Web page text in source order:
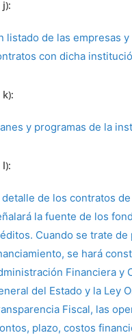
listado de las empresas
con dicha
y programas de la
detalle de los contratos
la fuente de los
Cuando se trate
se hará
Financiera y
del Estado y la Ley
Fiscal, las
plazo, costos